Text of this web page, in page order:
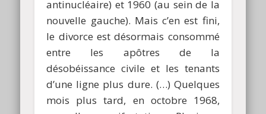
antinucléaire) et 1960 (au sein de la
nouvelle gauche). Mais c’en est fini,
le divorce est désormais consommé
entre les apôtres de la
désobéissance civile et les tenants
d’une ligne plus dure. (…) Quelques
mois plus tard, en octobre 1968,